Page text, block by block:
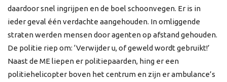
daardoor snel ingrijpen en de boel schoonvegen. Er is in
ieder geval één verdachte aangehouden. In omliggende
straten werden mensen door agenten op afstand gehouden.
De politie riep om: ‘Verwijder u, of geweld wordt gebruikt!’
Naast de ME liepen er politiepaarden, hing er een
politiehelicopter boven het centrum en zijn er ambulance’s